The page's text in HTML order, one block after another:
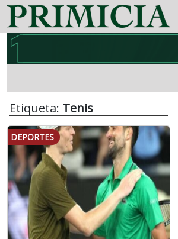
Etiqueta: Tenis
DEPORTES